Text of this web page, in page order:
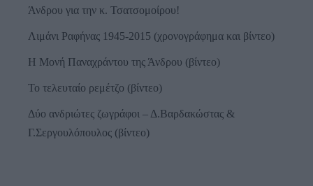
Άνδρου για την κ. Τσατσομοίρου!
Λιμάνι Ραφήνας 1945-2015 (χρονογράφημα και βίντεο)
Η Μονή Παναχράντου της Άνδρου (βίντεο)
Το τελευταίο ρεμέτζο (βίντεο)
Δύο ανδριώτες ζωγράφοι – Δ.Βαρδακώστας &
Γ.Σεργουλόπουλος (βίντεο)